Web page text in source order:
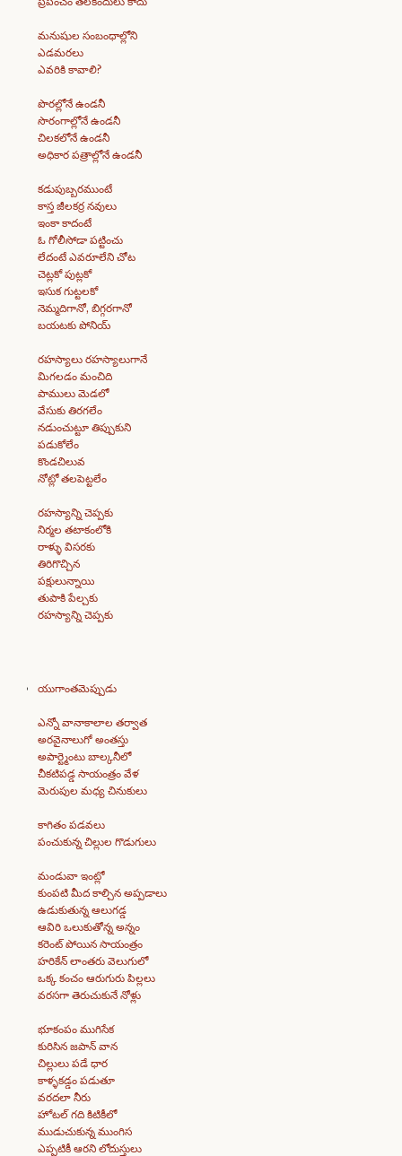
మనుషుల సంబంధాల్లోని
ఎడమరలు
ఎవరికి కావాలి?
పొరల్లోనే ఉండనీ
సొరంగాల్లోనే ఉండనీ
చిలకలోనే ఉండనీ
అధికార పత్రాల్లోనే ఉండనీ
కడుపుబ్బరముంటే
కాస్త జీలకర్ర నవులు
ఇంకా కాదంటే
ఓ గోలీసోడా పట్టించు
లేదంటే ఎవరూలేని చోట
చెట్లకో పుట్లకో
ఇసుక గుట్టలకో
నెమ్మదిగానో, బిగ్గరగానో
బయటకు పోనియ్
రహస్యాలు రహస్యాలుగానే
మిగలడం మంచిది
పాములు మెడలో
వేసుకు తిరగలేం
నడుంచుట్టూ తిప్పుకుని
పడుకోలేం
కొండచిలువ
నోట్లో తలపెట్టలేం
రహస్యాన్ని చెప్పకు
నిర్మల తటాకంలోకి
రాళ్ళు విసరకు
తిరిగొచ్చిన
పక్షులున్నాయి
తుపాకి పేల్చకు
రహస్యాన్ని చెప్పకు
యుగాంతమెప్పుడు
ఎన్నో వానాకాలాల తర్వాత
అరవైనాలుగో అంతస్తు
అపార్ట్మెంటు బాల్కనీలో
చీకటిపడ్డ సాయంత్రం వేళ
మెరుపుల మధ్య చినుకులు
కాగితం పడవలు
పంచుకున్న చిల్లుల గొడుగులు
మండువా ఇంట్లో
కుంపటి మీద కాల్చిన అప్పడాలు
ఉడుకుతున్న ఆలుగడ్డ
ఆవిరి ఒలుకుతోన్న అన్నం
కరెంట్ పోయిన సాయంత్రం
హరికేన్ లాంతరు వెలుగులో
ఒక్క కంచం ఆరుగురు పిల్లలు
వరసగా తెరుచుకునే నోళ్లు
భూకంపం ముగిసేక
కురిసిన జపాన్ వాన
చిల్లులు పడే ధార
కాళ్ళకడ్డం పడుతూ
వరదలా నీరు
హోటల్ గది కిటికీలో
ముడుచుకున్న ముంగిస
ఎప్పటికీ ఆరని లోదుస్తులు